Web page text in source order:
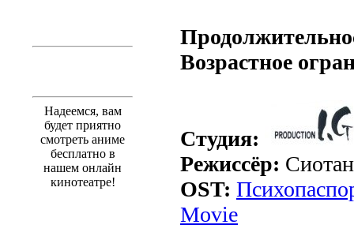
Надеемся, вам
будет приятно
смотреть аниме
бесплатно в
нашем онлайн
кинотеатре!
Возрастное
Студия:
Режиссёр:
OST:
Movie